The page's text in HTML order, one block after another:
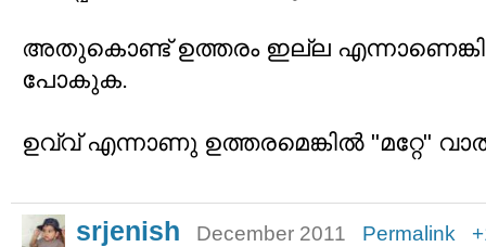
അതുകൊണ്ട് ഉത്തരം ഇല്ല
പോകുക.
ഉവ്വ് എന്നാണു ഉത്തരമെങ്കില്‍ "മറ്റേ"
srjenish December 2011 Permalink